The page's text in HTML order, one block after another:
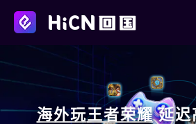
海外玩王者荣耀 延迟